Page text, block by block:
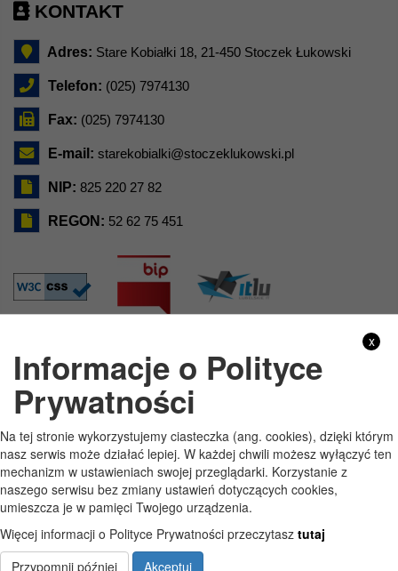
KONTAKT
Adres: Stare Kobiałki 18, 21-450 Stoczek Łukowski
Telefon: (025) 7974130
Fax: (025) 7974130
E-mail: starekobialki@stoczeklukowski.pl
NIP: 825 220 27 82
REGON: 52 62 75 451
GODZINY PRACY
Pon 7:30 - 15:30
Wt 7:30 - 15:30
Śr 7:30 - 15:30
Pt 7:30 - 15:30
x
Informacje o Polityce
Prywatności
Na tej stronie wykorzystujemy ciasteczka (ang. cookies), dzięki którym
nasz serwis może działać lepiej. W każdej chwili możesz wyłączyć ten
mechanizm w ustawieniach swojej przeglądarki. Korzystanie z
naszego serwisu bez zmiany ustawień dotyczących cookies,
umieszcza je w pamięci Twojego urządzenia.
Więcej informacji o Polityce Prywatności przeczytasz tutaj
Przypomnij później
Akceptuj